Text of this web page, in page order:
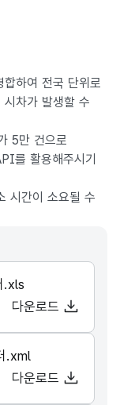
하여 전국 단위로
차가 발생할 수
5만 건으로
를 활용해주시기
시간이 소요될 수
.xls
다운로드
.xml
다운로드